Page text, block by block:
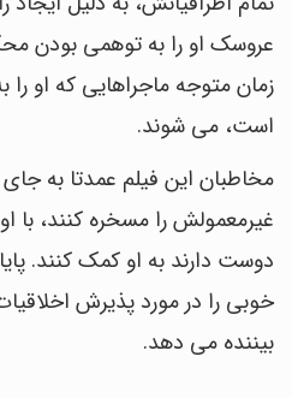
عروسک او را به توهمی بودن
زمان متوجه ماجراهایی که او
است، می شوند.
مخاطبان این فیلم عمدتا به
غیرمعمولش را مسخره کنند، با
دوست دارند به او کمک کنند.
خوبی را در مورد پذیرش
بیننده می دهد.